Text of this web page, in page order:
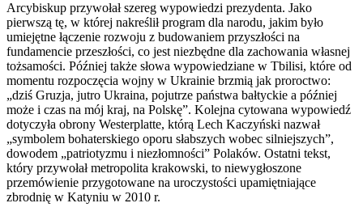
Arcybiskup przywołał szereg wypowiedzi prezydenta. Jako
pierwszą tę, w której nakreślił program dla narodu, jakim było
umiejętne łączenie rozwoju z budowaniem przyszłości na
fundamencie przeszłości, co jest niezbędne dla zachowania własnej
tożsamości. Później także słowa wypowiedziane w Tbilisi, które od
momentu rozpoczęcia wojny w Ukrainie brzmią jak proroctwo:
„dziś Gruzja, jutro Ukraina, pojutrze państwa bałtyckie a później
może i czas na mój kraj, na Polskę”. Kolejna cytowana wypowiedź
dotyczyła obrony Westerplatte, którą Lech Kaczyński nazwał
„symbolem bohaterskiego oporu słabszych wobec silniejszych”,
dowodem „patriotyzmu i niezłomności” Polaków. Ostatni tekst,
który przywołał metropolita krakowski, to niewygłoszone
przemówienie przygotowane na uroczystości upamiętniające
zbrodnię w Katyniu w 2010 r.